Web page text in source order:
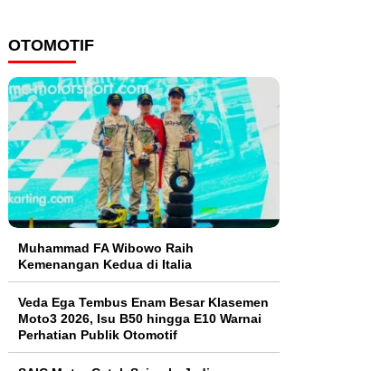
OTOMOTIF
Muhammad FA Wibowo Raih
Kemenangan Kedua di Italia
Veda Ega Tembus Enam Besar Klasemen
Moto3 2026, Isu B50 hingga E10 Warnai
Perhatian Publik Otomotif